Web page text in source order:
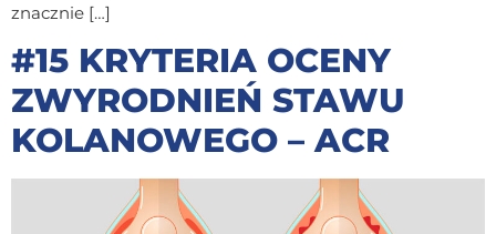
znacznie […]
#15 KRYTERIA OCENY
ZWYRODNIEŃ STAWU
KOLANOWEGO – ACR